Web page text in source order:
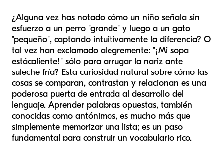
¿Alguna vez has notado cómo un niño señala sin
esfuerzo a un perro "grande" y luego a un gato
"pequeño", captando intuitivamente la diferencia? O
tal vez han exclamado alegremente: "¡Mi sopa
estácaliente!" sólo para arrugar la nariz ante
suleche fría? Esta curiosidad natural sobre cómo las
cosas se comparan, contrastan y relacionan es una
poderosa puerta de entrada al desarrollo del
lenguaje. Aprender palabras opuestas, también
conocidas como antónimos, es mucho más que
simplemente memorizar una lista; es un paso
fundamental para construir un vocabulario rico,